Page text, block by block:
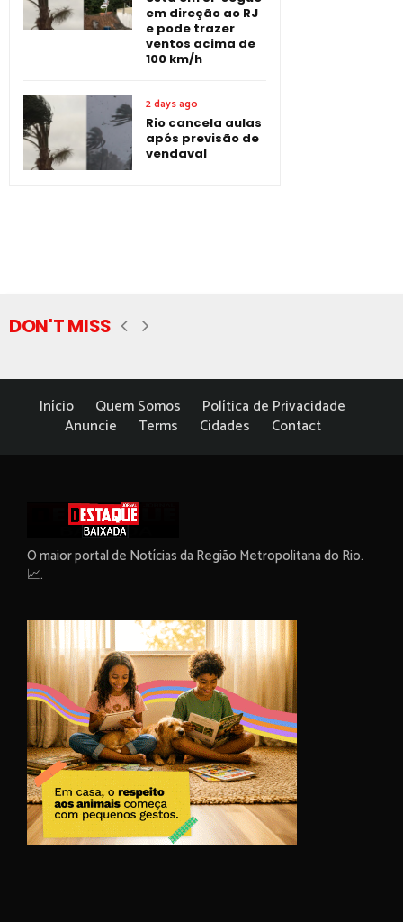
em direção ao RJ
e pode trazer
ventos acima de
100 km/h
2 days ago
Rio cancela aulas
após previsão de
vendaval
DON'T MISS
Início Quem Somos
Política de Privacidade
Anuncie
Terms Cidades Contact
O maior portal de Notícias da Região Metropolitana do Rio.
📈.